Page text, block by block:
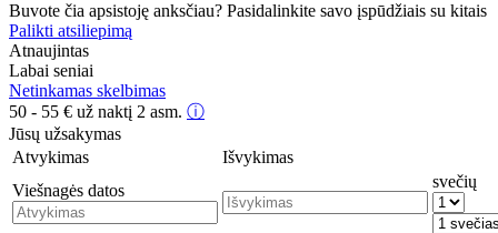
Buvote čia apsistoję anksčiau? Pasidalinkite savo įspūdžiais su kitais
Palikti atsiliepimą
Atnaujintas
Labai seniai
Netinkamas skelbimas
50 - 55 € už naktį 2 asm. ⓘ
Jūsų užsakymas
Atvykimas
Išvykimas
Viešnagės datos
svečių